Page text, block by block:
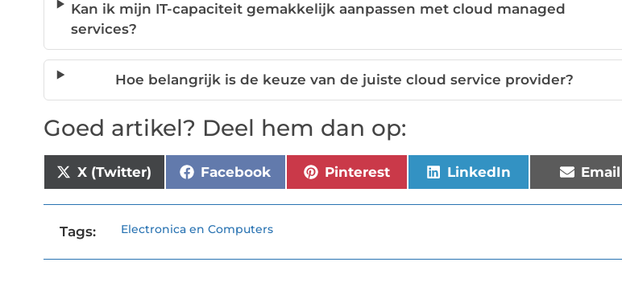
Kan ik mijn IT-capaciteit gemakkelijk aanpassen met cloud managed
services?
Hoe belangrijk is de keuze van de juiste cloud service provider?
Goed artikel? Deel hem dan op:
X (Twitter) Facebook Pinterest LinkedIn Email
Tags: Electronica en Computers